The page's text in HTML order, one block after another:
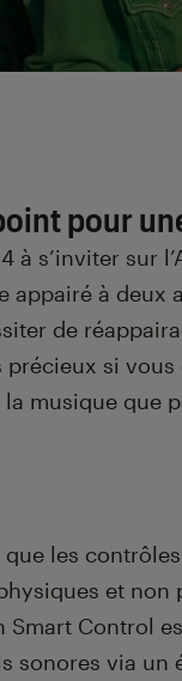
pour
à s’inviter sur
appairé à deux
de
si
musique que
les contrôles
et non
Smart Control
sonores via un